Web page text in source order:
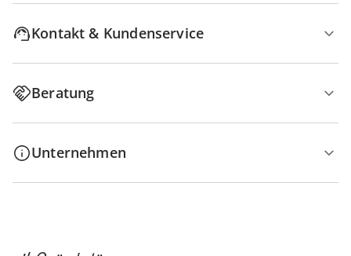
Kontakt & Kundenservice
Beratung
Unternehmen